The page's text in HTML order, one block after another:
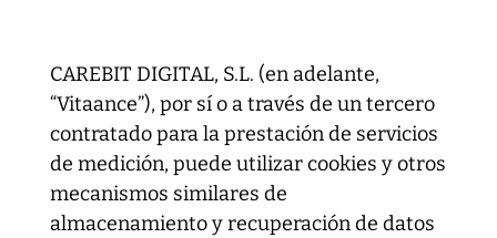
CAREBIT DIGITAL, S.L. (en adelante,
“Vitaance”), por sí o a través de un tercero
contratado para la prestación de servicios
de medición, puede utilizar cookies y otros
mecanismos similares de
almacenamiento y recuperación de datos